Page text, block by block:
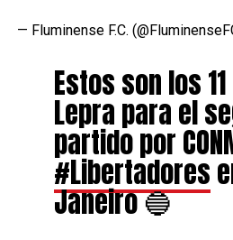
— Fluminense F.C.
Estos son los
Lepra para el
partido por
#Libertadores
Janeiro 🔵